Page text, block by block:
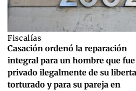
Fiscalías
Casación ordenó la reparación
integral para un hombre que fue
privado ilegalmente de su
torturado y para su pareja en